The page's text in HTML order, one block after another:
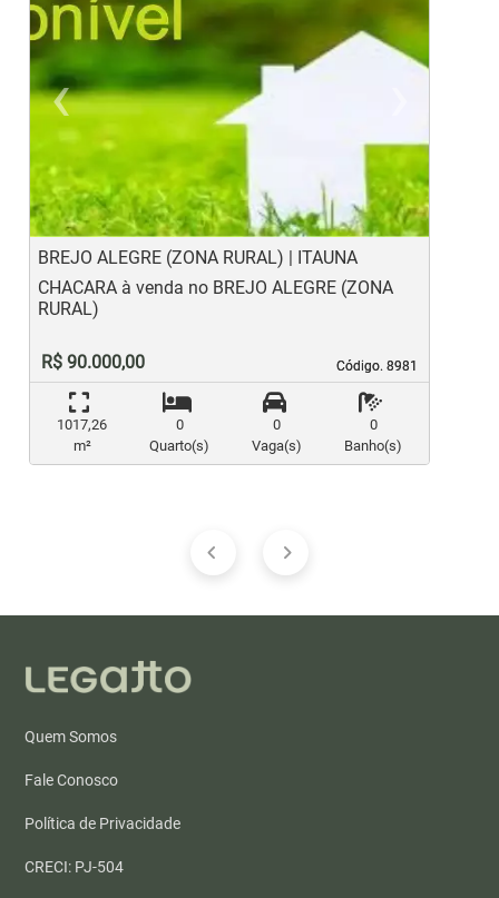
‹
Previous
BREJO ALEGRE (ZONA RURAL) | ITAUNA
Código. 8981
Código. 8981
CHACARA à venda no BREJO ALEGRE (ZONA
RURAL)
R$ 90.000,00
1017,26
m²
0
Quarto(s)
0
Vaga(s)
0
Banho(s)
Quem Somos
Fale Conosco
Política de Privacidade
CRECI: PJ-504